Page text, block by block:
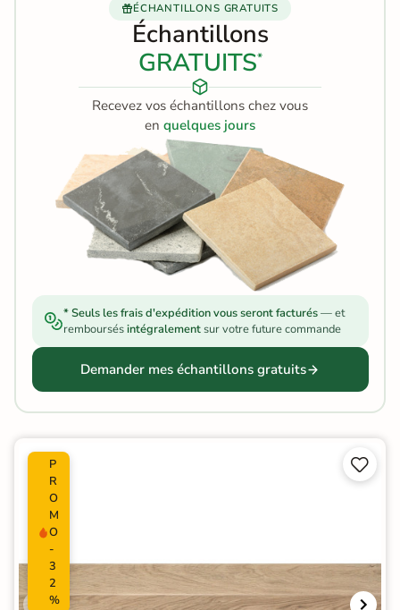
ÉCHANTILLONS GRATUITS
Échantillons
GRATUITS*
Recevez vos échantillons chez vous
en quelques jours
* Seuls les frais d'expédition vous seront facturés— et
remboursésintégralementsur votre future commande
Demander mes échantillons gratuits
P
R
O
M
O
-
3
2
%

